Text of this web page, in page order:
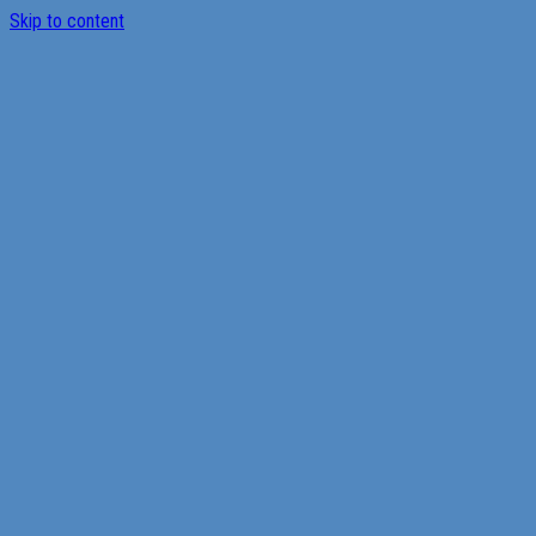
Skip to content